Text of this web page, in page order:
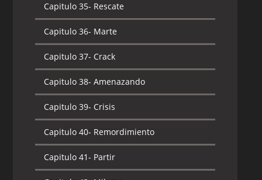
Capitulo 35- Rescate
Capitulo 36- Marte
Capitulo 37- Crack
Capitulo 38- Amenazando
Capitulo 39- Crisis
Capitulo 40- Remordimiento
Capitulo 41- Partir